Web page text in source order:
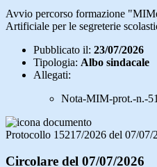
Avvio percorso formazione
Artificiale per le segreterie
Pubblicato il: 23/07/2026
Tipologia: Albo sindacale
Allegati:
Nota-MIM-prot.-n.-
Protocollo 15217/2026 del 07/07/
Circolare del 07/07/2026